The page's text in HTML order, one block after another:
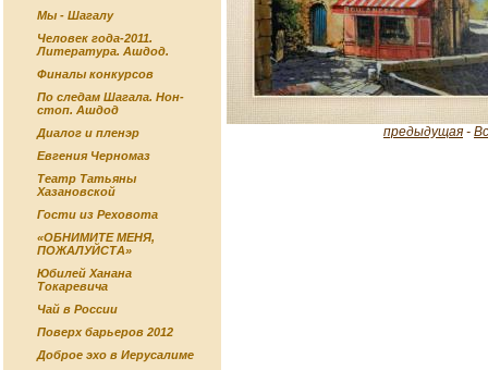
Мы - Шагалу
Человек года-2011.
Литература. Ашдод.
Финалы конкурсов
По следам Шагала. Нон-
стоп. Ашдод
Диалог и пленэр
Евгения Черномаз
Театр Татьяны
Хазановской
Гости из Реховота
«ОБНИМИТЕ МЕНЯ,
ПОЖАЛУЙСТА»
Юбилей Ханана
Токаревича
Чай в России
Поверх барьеров 2012
Доброе эхо в Иерусалиме
предыдущая -